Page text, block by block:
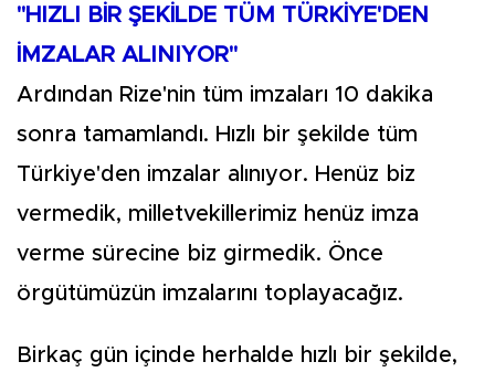
"HIZLI BİR ŞEKİLDE TÜM TÜRKİYE'DEN
İMZALAR ALINIYOR"
Ardından Rize'nin tüm imzaları 10 dakika
sonra tamamlandı. Hızlı bir şekilde tüm
Türkiye'den imzalar alınıyor. Henüz biz
vermedik, milletvekillerimiz henüz imza
verme sürecine biz girmedik. Önce
örgütümüzün imzalarını toplayacağız.
Birkaç gün içinde herhalde hızlı bir şekilde,